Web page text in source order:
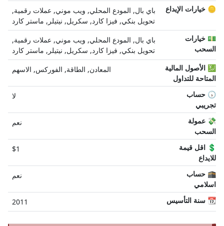
باي بال, المودع المحلي, ويب موني, عملات رقمية,
تحويل بنكي, فيزا كارد, سكريل, نيتيلر, ماستر كارد
🪙 خيارات الإيداع
باي بال, المودع المحلي, ويب موني, عملات رقمية,
تحويل بنكي, فيزا كارد, سكريل, نيتيلر, ماستر كارد
💵 خيارات
السحب
المعادن, الطاقة, الفوركس, الاسهم
💹 الأصول المالية
المتاحة للتداول
لا
🕠 حساب
تجريبي
نعم
💸 عمولة
السحب
$1
💲 اقل قيمة
للايداع
نعم
🕋 حساب
اسلامي
2011
📆 سنة التأسيس